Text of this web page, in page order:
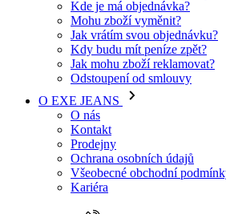
O EXE JEANS
O nás
Kontakt
Prodejny
Ochrana osobních údajů
Všeobecné obchodní podmínky
Kariéra
Telefon:
+420 702 280 568
E-mail:
eshop@exejeans.cz